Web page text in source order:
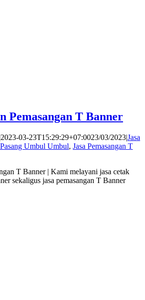
Pemasangan T Banner
2023-03-23T15:29:29+07:0023/03/2023|Jasa
Pasang Umbul Umbul, Jasa Pemasangan T
T Banner | Kami melayani jasa cetak
sekaligus jasa pemasangan T Banner